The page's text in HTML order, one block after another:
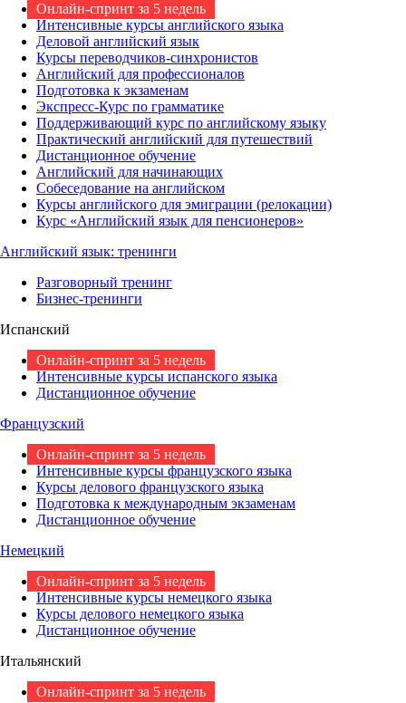
Онлайн-спринт за 5 недель
Интенсивные курсы английского языка
Деловой английский язык
Курсы переводчиков-синхронистов
Английский для профессионалов
Подготовка к экзаменам
Экспресс-Курс по грамматике
Поддерживающий курс по английскому языку
Практический английский для путешествий
Дистанционное обучение
Английский для начинающих
Собеседование на английском
Курсы английского для эмиграции (релокации)
Курс «Английский язык для пенсионеров»
Английский язык: тренинги
Разговорный тренинг
Бизнес-тренинги
Испанский
Онлайн-спринт за 5 недель
Интенсивные курсы испанского языка
Дистанционное обучение
Французский
Онлайн-спринт за 5 недель
Интенсивные курсы французского языка
Курсы делового французского языка
Подготовка к международным экзаменам
Дистанционное обучение
Немецкий
Онлайн-спринт за 5 недель
Интенсивные курсы немецкого языка
Курсы делового немецкого языка
Дистанционное обучение
Итальянский
Онлайн-спринт за 5 недель